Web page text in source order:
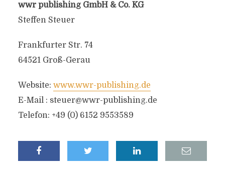
wwr publishing GmbH & Co. KG
Steffen Steuer
Frankfurter Str. 74
64521 Groß-Gerau
Website: www.wwr-publishing.de
E-Mail : steuer@wwr-publishing.de
Telefon: +49 (0) 6152 9553589